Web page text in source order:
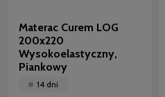
Materac Curem LOG
200x220
Wysokoelastyczny,
Piankowy
14 dni